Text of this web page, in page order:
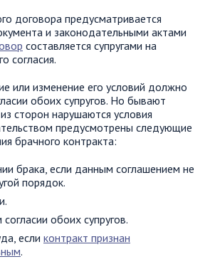
договора предусматривается
и законодательными актами
составляется супругами на
согласия.
или изменение его условий должно
обоих супругов. Но бывают
сторон нарушаются условия
предусмотрены следующие
брачного контракта:
брака, если данным соглашением не
порядок.
обоих супругов.
если контракт признан
.